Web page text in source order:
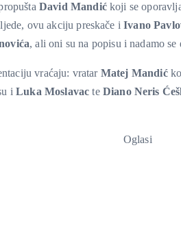
David Mandićkoji se
ovu akciju preskače i Ivano
, ali oni su na popisu i nadamo
vraćaju: vratar Matej Mandić
i Luka MoslavacteDiano Neris
Oglasi